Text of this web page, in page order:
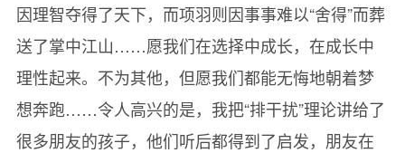
因理智夺得了天下，而项羽则因事事难以“舍得”而葬
送了掌中江山……愿我们在选择中成长，在成长中
理性起来。不为其他，但愿我们都能无悔地朝着梦
想奔跑……令人高兴的是，我把“排干扰”理论讲给了
很多朋友的孩子，他们听后都得到了启发，朋友在